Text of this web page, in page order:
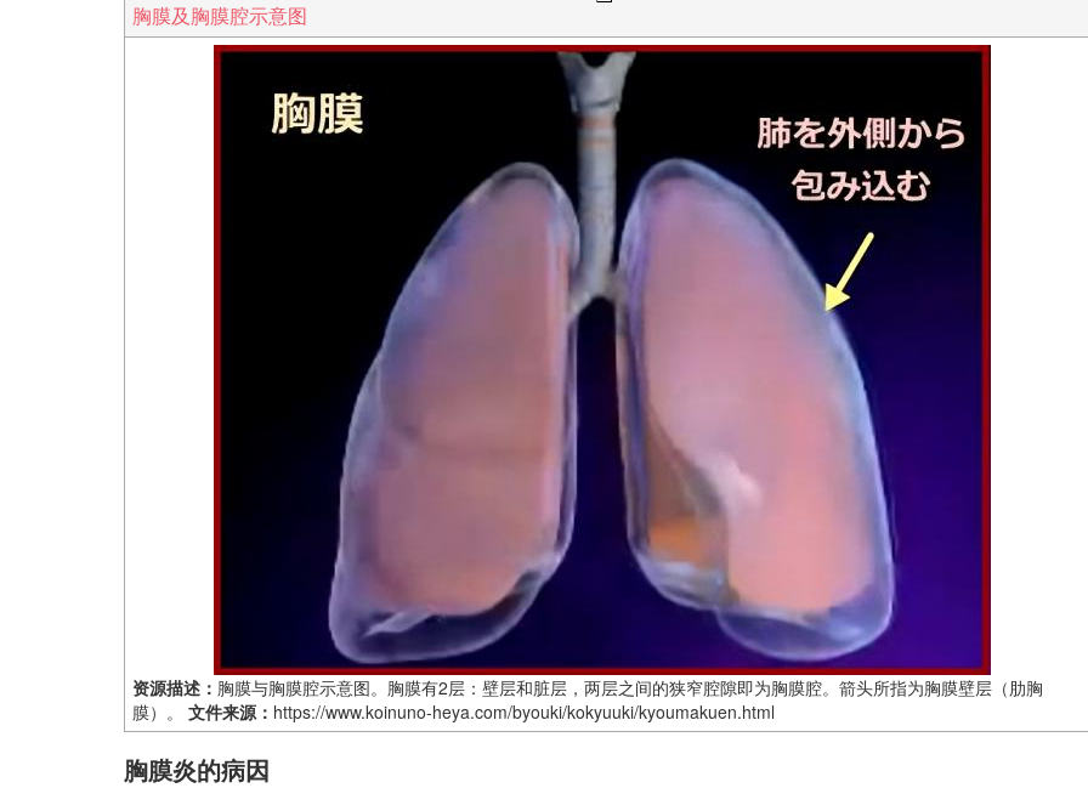
胸膜及胸膜腔示意图
资源描述： 胸膜与胸膜腔示意图。胸膜有2层：壁层和脏层，两层之间的狭窄腔隙即为胸膜腔。箭头所指为胸膜壁层（肋胸
膜）。 文件来源： https://www.koinuno-heya.com/byouki/kokyuuki/kyoumakuen.html
胸膜炎的病因